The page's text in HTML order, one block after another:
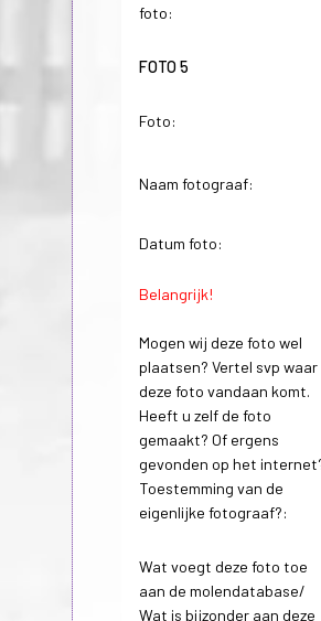
foto:
FOTO 5
Foto:
Naam fotograaf:
Datum foto:
Belangrijk!
Mogen wij deze foto wel
plaatsen? Vertel svp waar
deze foto vandaan komt.
Heeft u zelf de foto
gemaakt? Of ergens
gevonden op het
Toestemming van de
eigenlijke fotograaf?:
Wat voegt deze foto toe
aan de molendatabase/
Wat is bijzonder aan deze